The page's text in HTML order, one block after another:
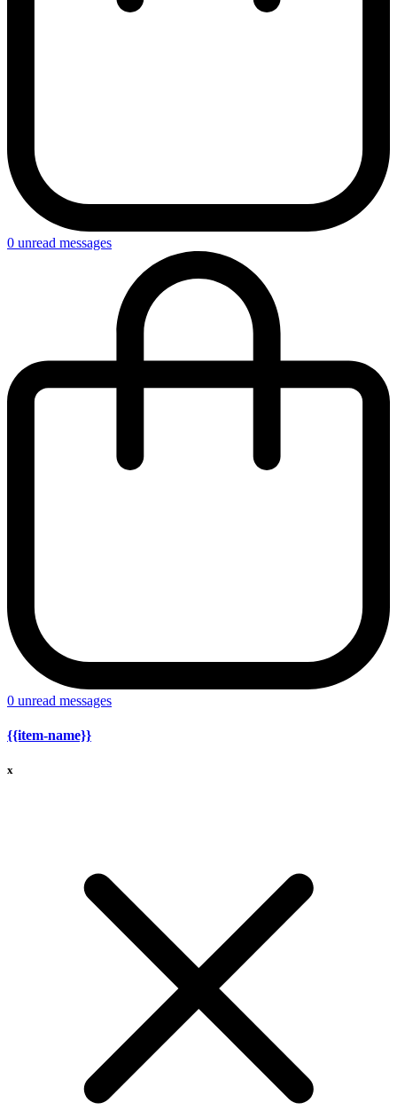
0 unread messages
0 unread messages
{{item-name}}
x